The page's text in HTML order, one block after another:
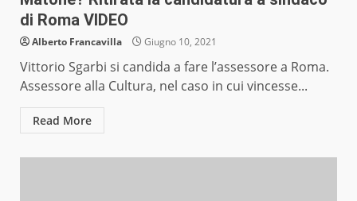
di Roma VIDEO
Alberto Francavilla Giugno 10, 2021
Vittorio Sgarbi si candida a fare l’assessore a Roma.
Assessore alla Cultura, nel caso in cui vincesse...
Read More